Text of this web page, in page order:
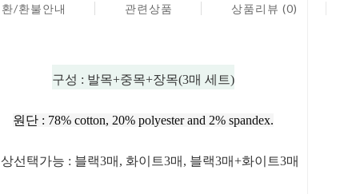
/환불안내 관련상품 상품리뷰 (0)
구성 : 발목+중목+장목(3매 세트)
원단 : 78% cotton, 20% polyester and 2% spandex.
선택가능 : 블랙3매, 화이트3매, 블랙3매+화이트3매